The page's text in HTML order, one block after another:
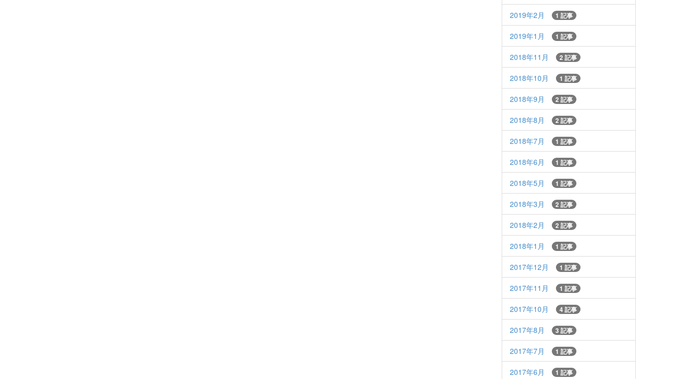
2019年2月 1 記事
2019年1月 1 記事
2018年11月 2 記事
2018年10月 1 記事
2018年9月 2 記事
2018年8月 2 記事
2018年7月 1 記事
2018年6月 1 記事
2018年5月 1 記事
2018年3月 2 記事
2018年2月 2 記事
2018年1月 1 記事
2017年12月 1 記事
2017年11月 1 記事
2017年10月 4 記事
2017年8月 3 記事
2017年7月 1 記事
2017年6月 1 記事